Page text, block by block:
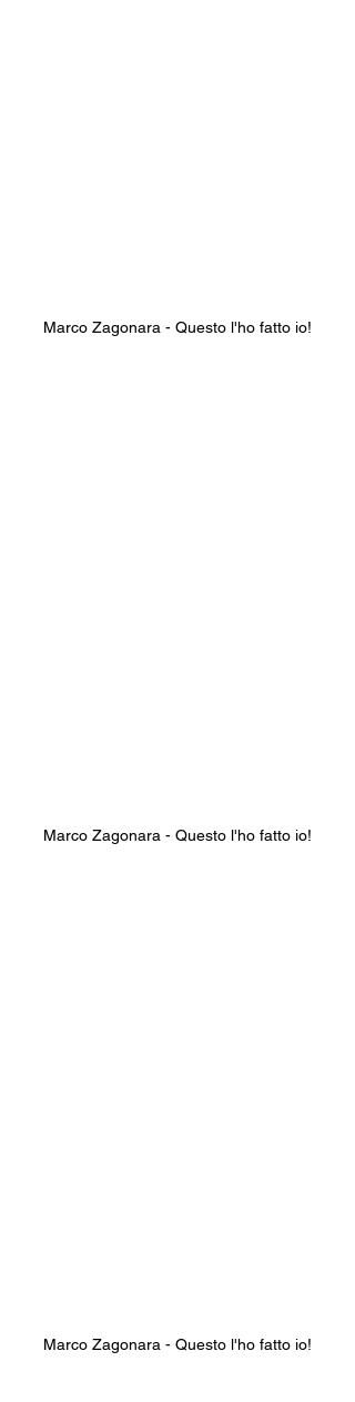
Marco Zagonara - Questo l'ho fatto io!
Marco Zagonara - Questo l'ho fatto io!
Marco Zagonara - Questo l'ho fatto io!